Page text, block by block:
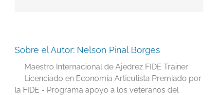
Sobre el Autor: Nelson Pinal Borges
Maestro Internacional de Ajedrez FIDE Trainer
Licenciado en Economía Articulista Premiado por
la FIDE - Programa apoyo a los veteranos del